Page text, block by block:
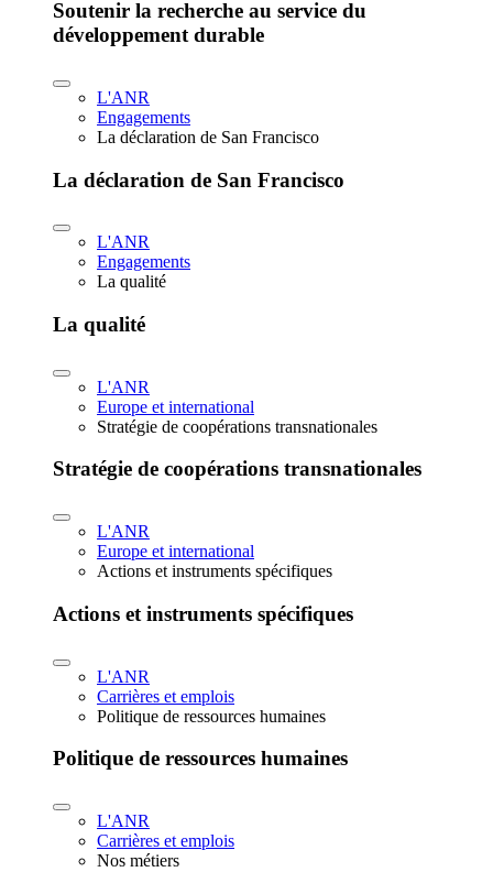
Soutenir la recherche au service du
développement durable
L'ANR
Engagements
La déclaration de San Francisco
La déclaration de San Francisco
L'ANR
Engagements
La qualité
La qualité
L'ANR
Europe et international
Stratégie de coopérations transnationales
Stratégie de coopérations transnationales
L'ANR
Europe et international
Actions et instruments spécifiques
Actions et instruments spécifiques
L'ANR
Carrières et emplois
Politique de ressources humaines
Politique de ressources humaines
L'ANR
Carrières et emplois
Nos métiers